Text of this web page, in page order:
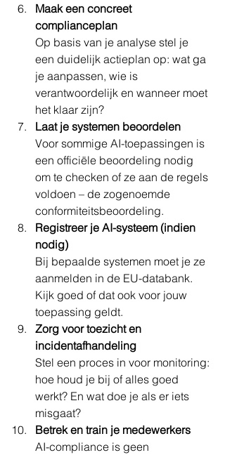
Maak een concreet
complianceplan
Op basis van je analyse stel je
een duidelijk actieplan op: wat ga
je aanpassen, wie is
verantwoordelijk en wanneer moet
het klaar zijn?
Laat je systemen beoordelen
Voor sommige AI-toepassingen is
een officiële beoordeling nodig
om te checken of ze aan de regels
voldoen – de zogenoemde
conformiteitsbeoordeling.
Registreer je AI-systeem (indien
nodig)
Bij bepaalde systemen moet je ze
aanmelden in de EU-databank.
Kijk goed of dat ook voor jouw
toepassing geldt.
Zorg voor toezicht en
incidentafhandeling
Stel een proces in voor monitoring:
hoe houd je bij of alles goed
werkt? En wat doe je als er iets
misgaat?
Betrek en train je medewerkers
AI-compliance is geen